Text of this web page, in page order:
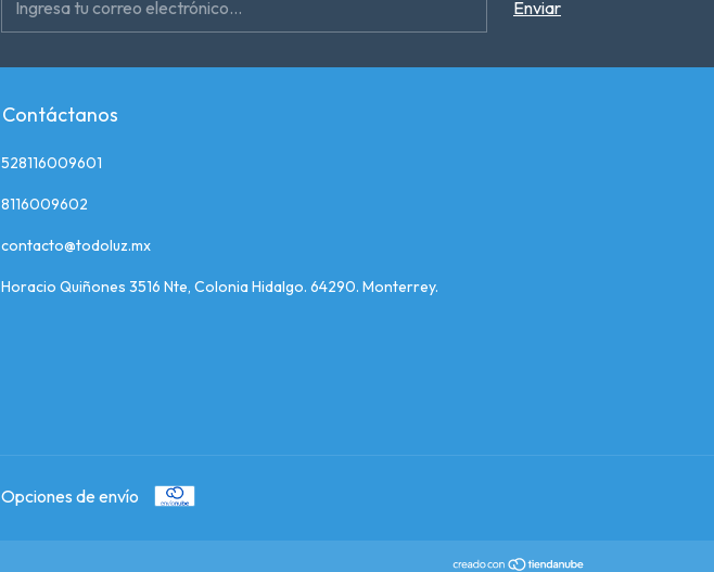
Contáctanos
528116009601
8116009602
contacto@todoluz.mx
Horacio Quiñones 3516 Nte, Colonia Hidalgo. 64290. Monterrey.
Opciones de envío